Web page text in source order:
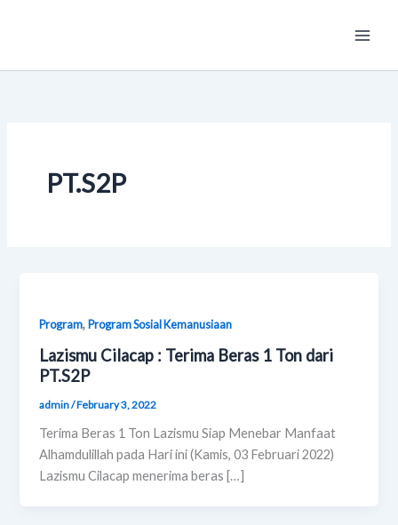
Menu
PT.S2P
Program,Program Sosial Kemanusiaan
Lazismu Cilacap : Terima Beras 1 Ton dari
PT.S2P
admin/February 3, 2022
Terima Beras 1 Ton Lazismu Siap Menebar Manfaat
Alhamdulillah pada Hari ini (Kamis, 03 Februari 2022)
Lazismu Cilacap menerima beras […]